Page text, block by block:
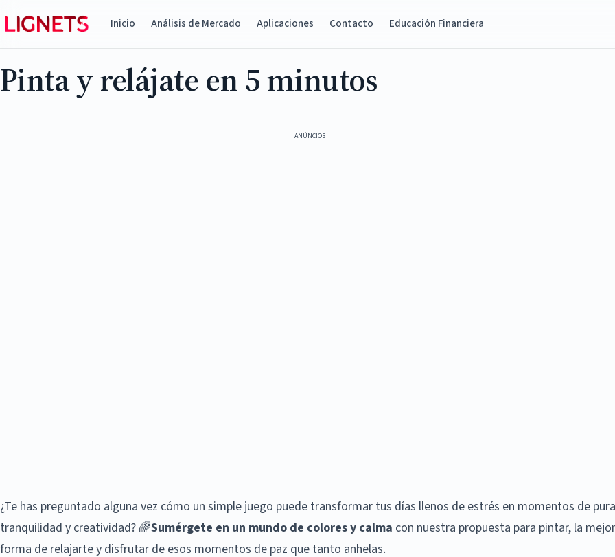
Inicio Análisis de Mercado Aplicaciones Contacto Educación Financiera
Pinta y relájate en 5 minutos
ANÚNCIOS
¿Te has preguntado alguna vez cómo un simple juego puede transformar tus días llenos de estrés en momentos de pura
tranquilidad y creatividad? 🌈Sumérgete en un mundo de colores y calma con nuestra propuesta para pintar, la mejor
forma de relajarte y disfrutar de esos momentos de paz que tanto anhelas.